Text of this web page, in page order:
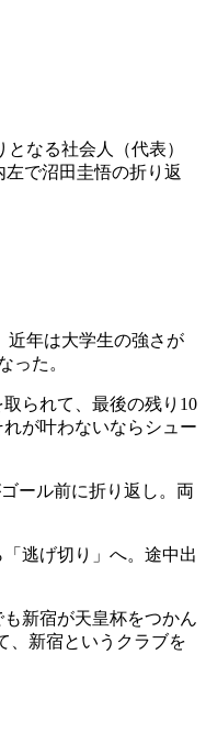
なる社会人（代表）
で沼田圭悟の折り返
近年は大学生の強さが
った。
られて、最後の残り10
が叶わないならシュー
ール前に折り返し。両
逃げ切り」へ。途中出
新宿が天皇杯をつかん
、新宿というクラブを